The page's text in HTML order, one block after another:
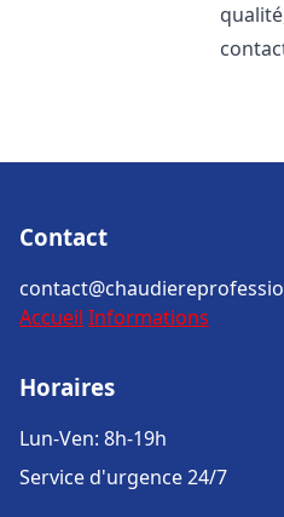
Contact
Accueil Informations
Horaires
Lun-Ven: 8h-19h
Service d'urgence 24/7